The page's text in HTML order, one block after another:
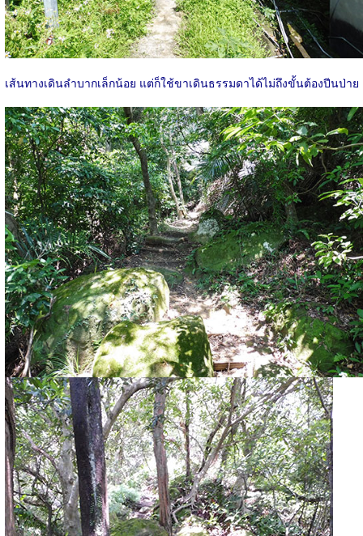
เส้นทางเดินลำบากเล็กน้อย แต่ก็ใช้ขาเดินธรรมดาได้ไม่ถึงขั้นต้องปีนป่าย